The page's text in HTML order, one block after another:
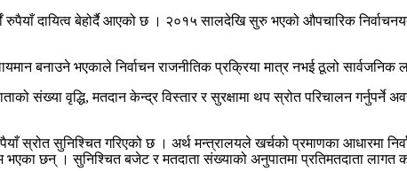
रुपैयाँ दायित्व बेहोर्दै आएको छ । २०१५ सालदेखि सुरु भएको औपचारिक
बनाउने भएकाले निर्वाचन राजनीतिक प्रक्रिया मात्र नभई ठूलो
संख्या वृद्धि, मतदान केन्द्र विस्तार र सुरक्षामा थप स्रोत परिचालन गर्नुपर्ने
स्रोत सुनिश्चित गरिएको छ । अर्थ मन्त्रालयले खर्चको प्रमाणका आधारमा
छन् । सुनिश्चित बजेट र मतदाता संख्याको अनुपातमा प्रतिमतदाता लागत